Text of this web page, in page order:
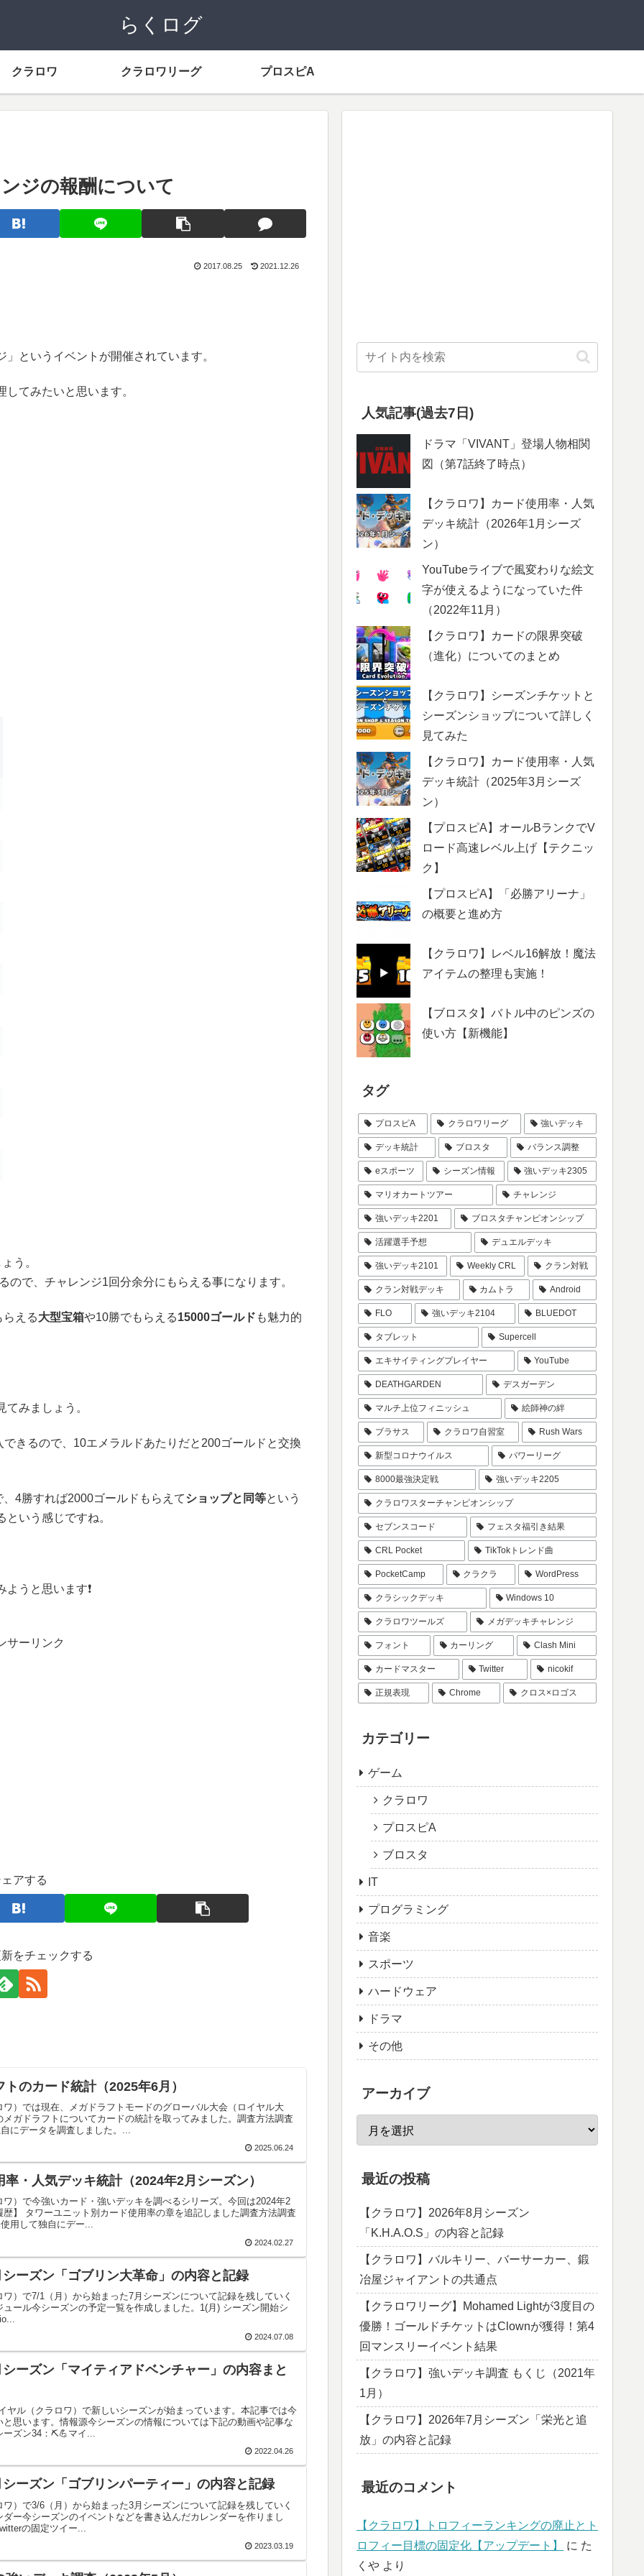
らくログ
クラロワ クラロワリーグ プロスピA
ジの報酬について
2017.08.25 2021.12.26
というイベントが開催されています。
てみたいと思います。
う。
で、チャレンジ1回分余分にもらえる事になります。
える大型宝箱や10勝でもらえる15000ゴールド も魅力的
みましょう。
きるので、10エメラルドあたりだと200ゴールドと交換
4勝すれば2000ゴールドもらえてショップと同等という
いう感じですね。
うと思います❗
サーリンク
アする
をチェックする
のカード統計（2025年6月）
）では現在、メガドラフトモードのグローバル大会（ロイヤル大
ガドラフトについてカードの統計を取ってみました。調査方法調査
にデータを調査しました。...
2025.06.24
・人気デッキ統計（2024年2月シーズン）
）で今強いカード・強いデッキを調べるシリーズ。今回は2024年2
】 タワーユニット別カード使用率の章を追記しました調査方法調査
用して独自にデー...
2024.02.27
ーズン「ゴブリン大革命」の内容と記録
）で7/1（月）から始まった7月シーズンについて記録を残していく
ール今シーズンの予定一覧を作成しました。1(月) シーズン開始シ
2024.07.08
ーズン「マイティアドベンチャー」の内容まと
ヤル（クラロワ）で新しいシーズンが始まっています。本記事では今
思います。情報源今シーズンの情報については下記の動画や記事な
ーズン34：⛏️💪マイ...
2022.04.26
ーズン「ゴブリンパーティー」の内容と記録
）で3/6（月）から始まった3月シーズンについて記録を残していく
ー今シーズンのイベントなどを書き込んだカレンダーを作りまし
の固定ツイー...
2023.03.19
人気記事(過去7日)
ドラマ「VIVANT」登場人物相関
図（第7話終了時点）
【クラロワ】カード使用率・人気
デッキ統計（2026年1月シーズ
ン）
YouTubeライブで風変わりな絵文
字が使えるようになっていた件
（2022年11月）
【クラロワ】カードの限界突破
（進化）についてのまとめ
【クラロワ】シーズンチケットと
シーズンショップについて詳しく
見てみた
【クラロワ】カード使用率・人気
デッキ統計（2025年3月シーズ
ン）
【プロスピA】オールBランクでV
ロード高速レベル上げ【テクニッ
ク】
【プロスピA】「必勝アリーナ」
の概要と進め方
【クラロワ】レベル16解放！魔法
アイテムの整理も実施！
【ブロスタ】バトル中のピンズの
使い方【新機能】
タグ
プロスピA クラロワリーグ 強いデッキ
デッキ統計 ブロスタ バランス調整
eスポーツ シーズン情報 強いデッキ2305
マリオカートツアー チャレンジ
強いデッキ2201 ブロスタチャンピオンシップ
活躍選手予想 デュエルデッキ
強いデッキ2101 Weekly CRL クラン対戦
クラン対戦デッキ カムトラ Android
FLO 強いデッキ2104 BLUEDOT
タブレット Supercell
エキサイティングプレイヤー YouTube
DEATHGARDEN デスガーデン
マルチ上位フィニッシュ 絵師神の絆
ブラサス クラロワ自習室 Rush Wars
新型コロナウイルス パワーリーグ
8000最強決定戦 強いデッキ2205
クラロワスターチャンピオンシップ
セブンスコード フェスタ福引き結果
CRL Pocket TikTokトレンド曲
PocketCamp クラクラ WordPress
クラシックデッキ Windows 10
クラロワツールズ メガデッキチャレンジ
フォント カーリング Clash Mini
カードマスター Twitter nicokif
正規表現 Chrome クロス×ロゴス
カテゴリー
ゲーム
クラロワ
プロスピA
ブロスタ
IT
プログラミング
音楽
スポーツ
ハードウェア
ドラマ
その他
アーカイブ
最近の投稿
【クラロワ】2026年8月シーズン
「K.H.A.O.S」の内容と記録
【クラロワ】バルキリー、バーサーカー、鍛
冶屋ジャイアントの共通点
【クラロワリーグ】Mohamed Lightが3度目の
優勝！ゴールドチケットはClownが獲得！第4
回マンスリーイベント結果
【クラロワ】強いデッキ調査 もくじ（2021年
1月）
【クラロワ】2026年7月シーズン「栄光と追
放」の内容と記録
最近のコメント
【クラロワ】トロフィーランキングの廃止とト
ロフィー目標の固定化【アップデート】
に た
くや より